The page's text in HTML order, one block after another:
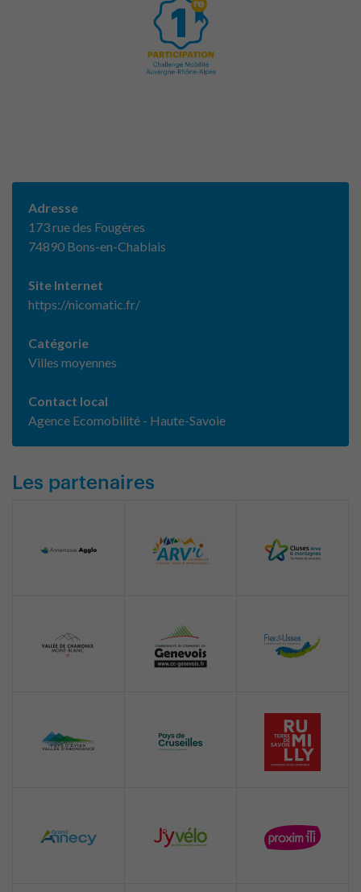
Adresse
173 rue des Fougères
74890 Bons-en-Chablais
Site Internet
https://nicomatic.fr/
Catégorie
Villes moyennes
Contact local
Agence Ecomobilité - Haute-Savoie
Les partenaires